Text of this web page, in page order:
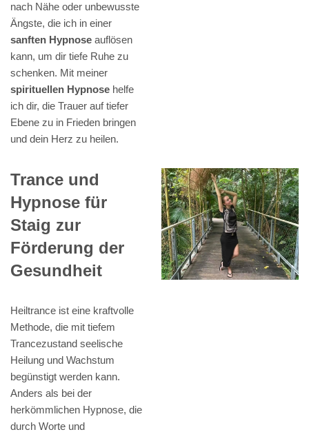
nach Nähe oder unbewusste
Ängste, die ich in einer
sanften Hypnose auflösen
kann, um dir tiefe Ruhe zu
schenken. Mit meiner
spirituellen Hypnose helfe
ich dir, die Trauer auf tiefer
Ebene zu in Frieden bringen
und dein Herz zu heilen.
Trance und
Hypnose für
Staig zur
Förderung der
Gesundheit
Heiltrance ist eine kraftvolle
Methode, die mit tiefem
Trancezustand seelische
Heilung und Wachstum
begünstigt werden kann.
Anders als bei der
herkömmlichen Hypnose, die
durch Worte und